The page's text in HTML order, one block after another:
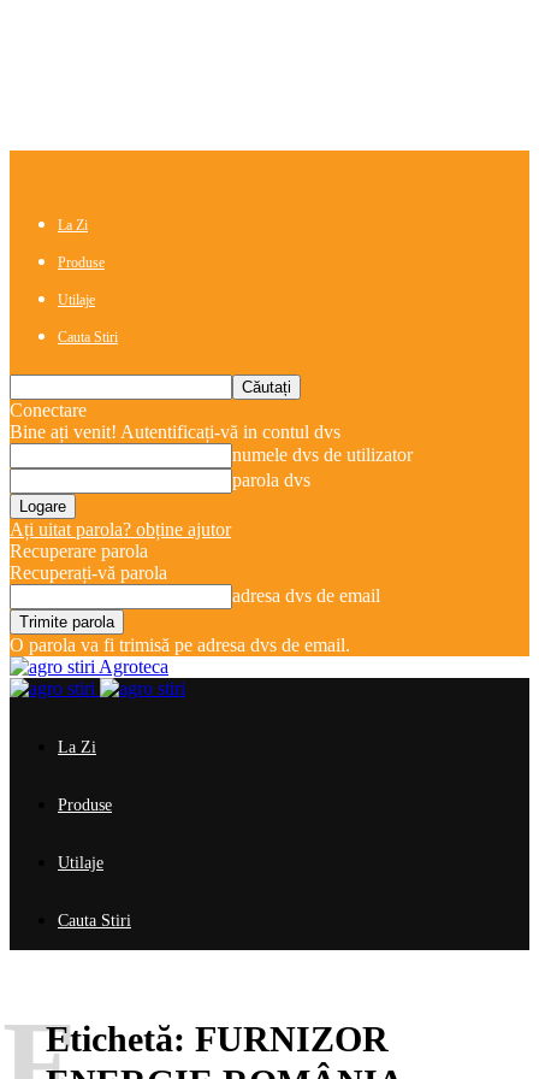
La Zi
Produse
Utilaje
Cauta Stiri
Conectare
Bine ați venit! Autentificați-vă in contul dvs
numele dvs de utilizator
parola dvs
Ați uitat parola? obține ajutor
Recuperare parola
Recuperați-vă parola
adresa dvs de email
O parola va fi trimisă pe adresa dvs de email.
Agroteca
La Zi
Produse
Utilaje
Cauta Stiri
Etichetă: FURNIZOR